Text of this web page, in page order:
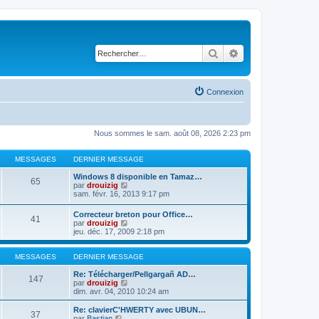
Rechercher
Connexion
Nous sommes le sam. août 08, 2026 2:23 pm
MESSAGES DERNIER MESSAGE
65
Windows 8 disponible en Tamaz…
par drouizig
o
u
l
t
e
r
l
d
e
r
n
i
sam. févr. 16, 2013 9:17 pm
41
Correcteur breton pour Office…
par drouizig
o
n
s
u
l
t
r
l
e
jeu. déc. 17, 2009 2:18 pm
MESSAGES DERNIER MESSAGE
147
Re: Télécharger/Pellgargañ AD…
par drouizig
o
n
s
dim. avr. 04, 2010 10:24 am
37
Re: clavierC'HWERTY avec UBUN…